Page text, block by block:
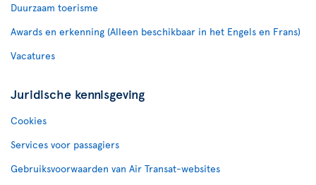
Duurzaam toerisme
Awards en erkenning (Alleen beschikbaar in het Engels en Frans)
Vacatures
Juridische kennisgeving
Cookies
Services voor passagiers
Gebruiksvoorwaarden van Air Transat-websites